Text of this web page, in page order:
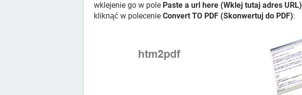
wklejenie go w pole Paste a url here (Wklej tutaj adres URL)
kliknąć w polecenie Convert TO PDF (Skonwertuj do PDF):